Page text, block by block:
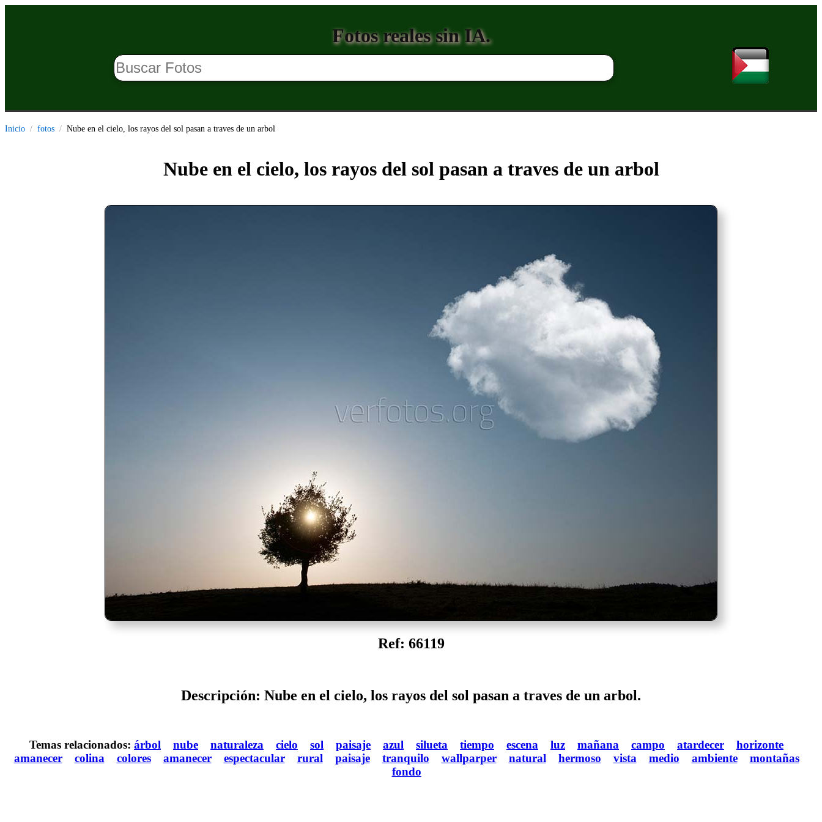
Fotos reales sin IA.
Inicio fotos Nube en el cielo, los rayos del sol pasan a traves de un arbol
Nube en el cielo, los rayos del sol pasan a traves de un arbol
Ref: 66119
Descripción: Nube en el cielo, los rayos del sol pasan a traves de un arbol.
Temas relacionados: árbol nube naturaleza cielo sol paisaje azul silueta tiempo escena luz mañana campo atardecer
horizonte
amanecer
colina colores amanecer espectacular rural paisaje tranquilo wallparper natural hermoso vista medio ambiente
montañas
fondo